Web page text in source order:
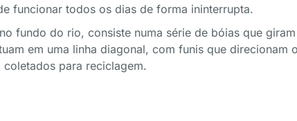
funcionar todos os dias de forma ininterrupta.
fundo do rio, consiste numa série de bóias que
em uma linha diagonal, com funis que direcionam
coletados para reciclagem.